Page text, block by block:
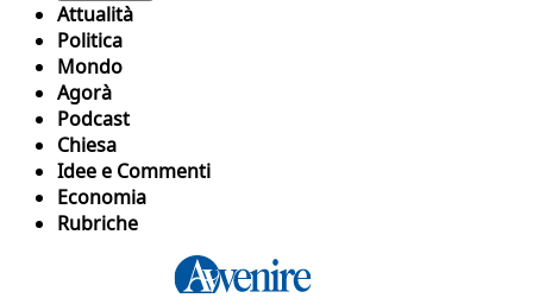
Attualità
Politica
Mondo
Agorà
Podcast
Chiesa
Idee e Commenti
Economia
Rubriche